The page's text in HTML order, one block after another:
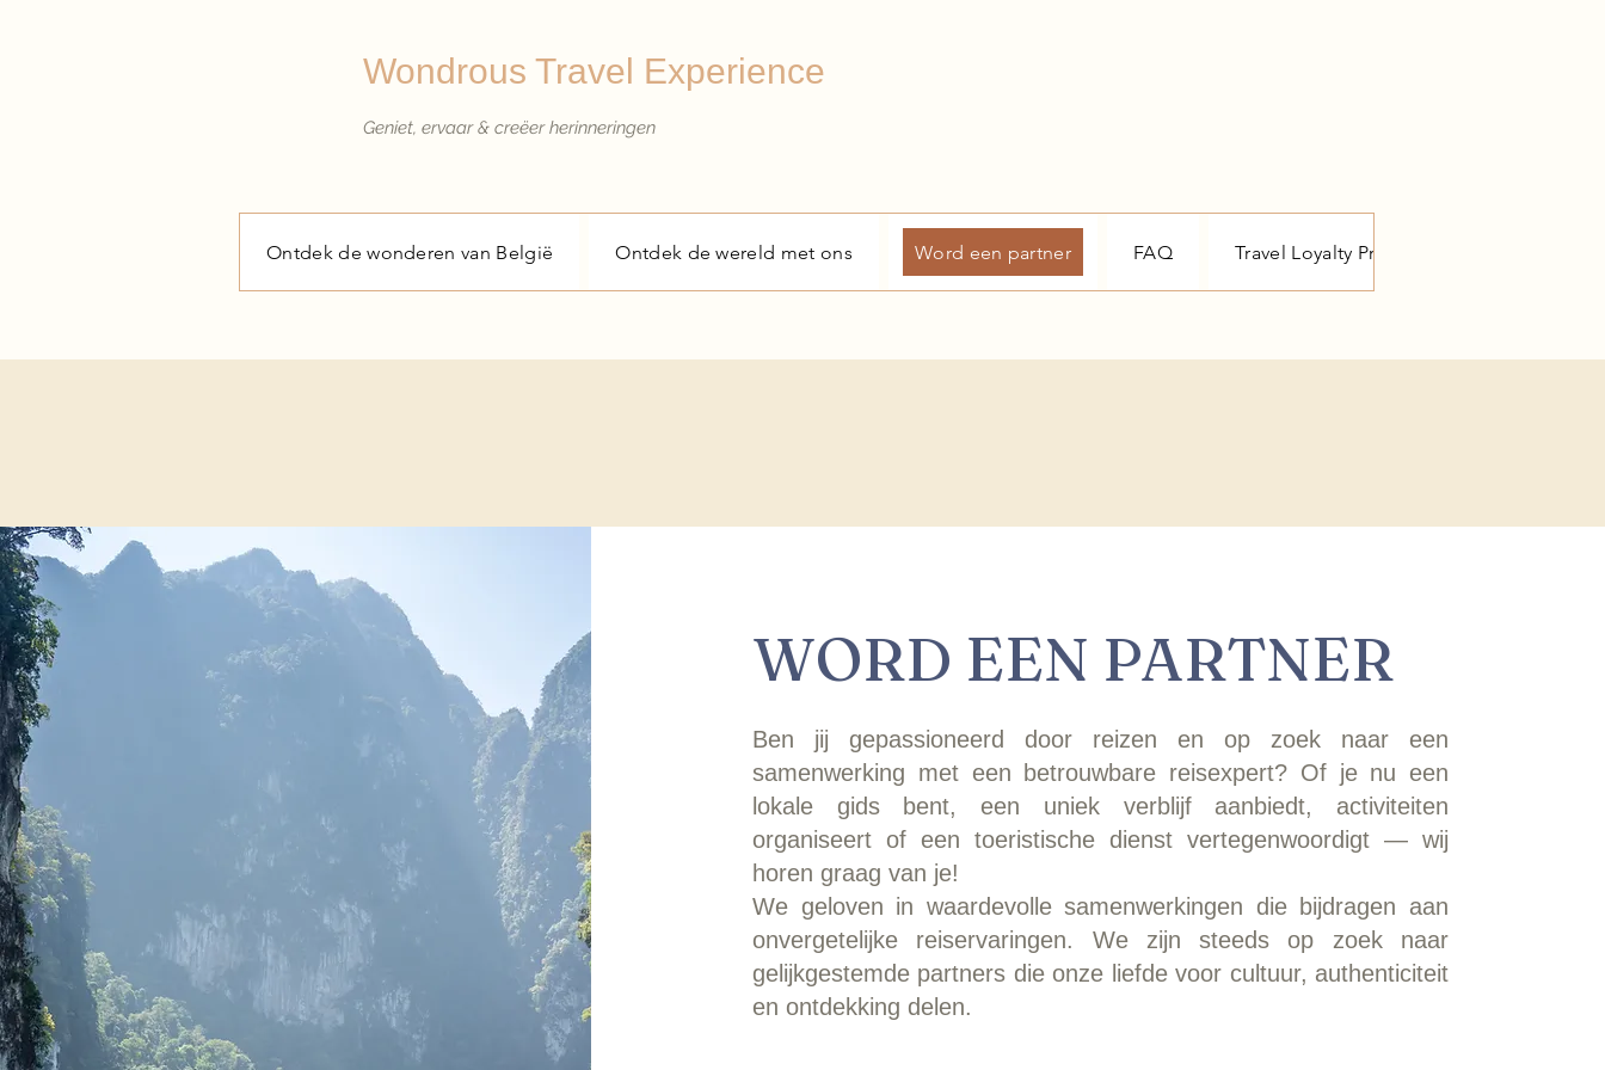
Wondrous Travel Experience
Geniet, ervaar & creëer herinneringen
Ontdek de wonderen van België Ontdek de wereld met ons Word een partner FAQ Travel Loyalty Programma
WORD EEN PARTNER
Ben jij gepassioneerd door reizen en op zoek naar een
samenwerking met een betrouwbare reisexpert? Of je nu een
lokale gids bent, een uniek verblijf aanbiedt, activiteiten
organiseert of een toeristische dienst vertegenwoordigt — wij
horen graag van je!
We geloven in waardevolle samenwerkingen die bijdragen aan
onvergetelijke reiservaringen. We zijn steeds op zoek naar
gelijkgestemde partners die onze liefde voor cultuur, authenticiteit
en ontdekking delen.